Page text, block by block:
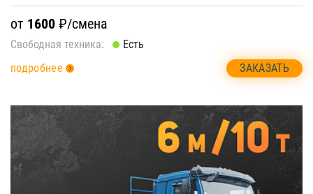
от 1600 ₽/смена
Свободная техника:
Есть
подробнее
ЗАКАЗАТЬ